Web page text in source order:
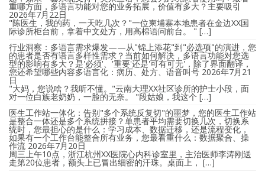
重哪方面，多语言功能对您的业务拓展，价值有多大？主要吸引
2026年7月22日
"陈医生，我的药，一天吃几次？"一位柬埔寨本地患者在金边XX国
际诊所柜台前，拿着中文处方，用高棉语问前台。 " […]
行业洞察：多语言需求爆发——从"锦上添花"到"必选项"的演进，您
的患者是否有语言多样性需求？当前如何解决，多语言功能对您选
型的影响有多大？是'必须'、'重要'还是'可有可无'，除了界面翻译，
您还希望哪些内容多语言化：病历、处方、语音叫号 2026年7月21
日
"大妈，您说啥？我听不懂。"云南大理XX社区诊所的护士小段，面
对一位白族老奶奶，一脸的无奈。 "段姑娘，我这个 […]
医生工作站一体化：告别"多个系统反复切"的噩梦，您的医生工作站
是整合一体还是多个系统拼接？单患者平均需要切换几次，切换系
统时，您最担心的是什么：学习成本、数据迁移，还是流程变化，
如果有一个工作台能整合所有业务，您最看重什么：数据聚合、操
作流 2026年7月20日
周三上午10点，浙江杭州XX医院心内科诊室里，主治医师李涛刚送
走第20位患者，额头上已冒出细密的汗珠。桌面上， […]